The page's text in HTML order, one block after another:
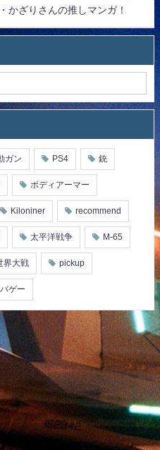
かざりさんの推しマンガ！
ガン PS4 銃
ボディアーマー
Kiloniner recommend
太平洋戦争 M-65
界大戦 pickup
ゲー